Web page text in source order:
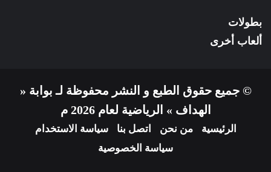
بطولات
ألعاب أخرى
© جميع حقوق الطبع و النشر محفوظة لـ بوابة «
الهداف » الرياضية لعام 2026 م
الرئيسية من نحن اتصل بنا
سياسة الاستخدام
سياسة الخصوصية